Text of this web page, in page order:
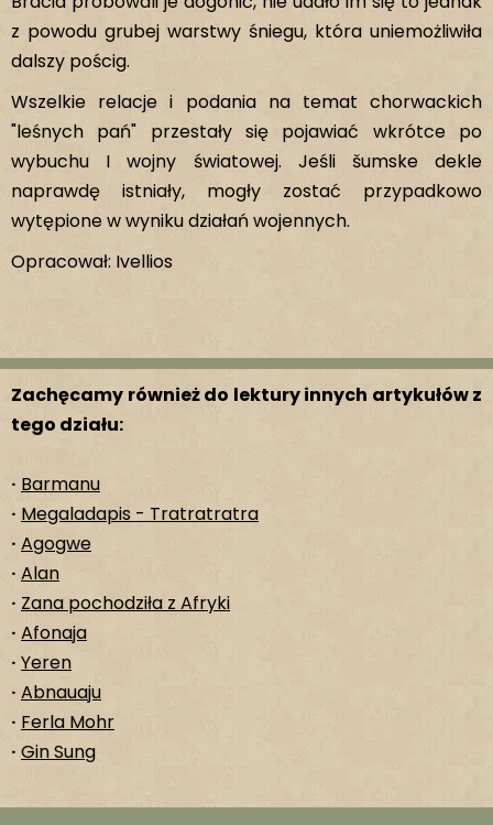
z powodu grubej warstwy śniegu, która uniemożliwiła
dalszy pościg.
Wszelkie relacje i podania na temat chorwackich
"leśnych pań" przestały się pojawiać wkrótce po
wybuchu I wojny światowej. Jeśli šumske dekle
naprawdę istniały, mogły zostać przypadkowo
wytępione w wyniku działań wojennych.
Opracował: Ivellios
Zachęcamy również do lektury innych artykułów z
tego działu:
· Barmanu
· Megaladapis - Tratratratra
· Agogwe
· Alan
· Zana pochodziła z Afryki
· Afonaja
· Yeren
· Abnauaju
· Ferla Mohr
· Gin Sung